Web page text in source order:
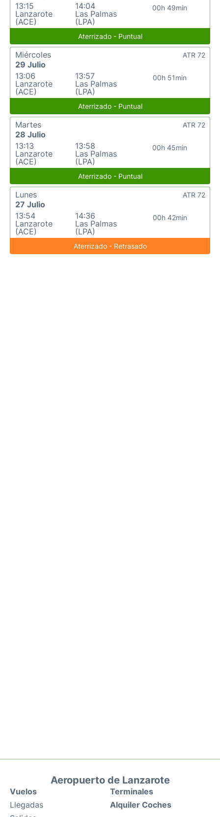
13:15
Lanzarote
(ACE)
14:04
Las Palmas
(LPA)
00h 49min
Aterrizado - Puntual
Miércoles
29 Julio
13:06
Lanzarote
(ACE)
13:57
Las Palmas
(LPA)
00h 51min
ATR 72
Aterrizado - Puntual
Martes
28 Julio
13:13
Lanzarote
(ACE)
13:58
Las Palmas
(LPA)
00h 45min
ATR 72
Aterrizado - Puntual
Lunes
27 Julio
13:54
Lanzarote
(ACE)
14:36
Las Palmas
(LPA)
00h 42min
ATR 72
Aterrizado - Retrasado
Aeropuerto de Lanzarote
Vuelos
Llegadas
Terminales
Alquiler Coches